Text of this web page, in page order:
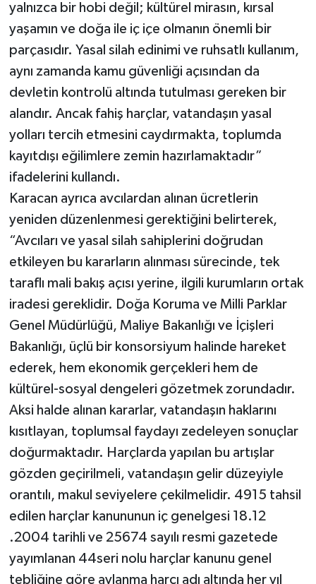
yalnızca bir hobi değil; kültürel mirasın, kırsal
yaşamın ve doğa ile iç içe olmanın önemli bir
parçasıdır. Yasal silah edinimi ve ruhsatlı kullanım,
aynı zamanda kamu güvenliği açısından da
devletin kontrolü altında tutulması gereken bir
alandır. Ancak fahiş harçlar, vatandaşın yasal
yolları tercih etmesini caydırmakta, toplumda
kayıtdışı eğilimlere zemin hazırlamaktadır”
ifadelerini kullandı.
Karacan ayrıca avcılardan alınan ücretlerin
yeniden düzenlenmesi gerektiğini belirterek,
“Avcıları ve yasal silah sahiplerini doğrudan
etkileyen bu kararların alınması sürecinde, tek
taraflı mali bakış açısı yerine, ilgili kurumların ortak
iradesi gereklidir. Doğa Koruma ve Milli Parklar
Genel Müdürlüğü, Maliye Bakanlığı ve İçişleri
Bakanlığı, üçlü bir konsorsiyum halinde hareket
ederek, hem ekonomik gerçekleri hem de
kültürel-sosyal dengeleri gözetmek zorundadır.
Aksi halde alınan kararlar, vatandaşın haklarını
kısıtlayan, toplumsal faydayı zedeleyen sonuçlar
doğurmaktadır. Harçlarda yapılan bu artışlar
gözden geçirilmeli, vatandaşın gelir düzeyiyle
orantılı, makul seviyelere çekilmelidir. 4915 tahsil
edilen harçlar kanununun iç genelgesi 18.12
.2004 tarihli ve 25674 sayılı resmi gazetede
yayımlanan 44seri nolu harçlar kanunu genel
tebliğine göre avlanma harcı adı altında her yıl